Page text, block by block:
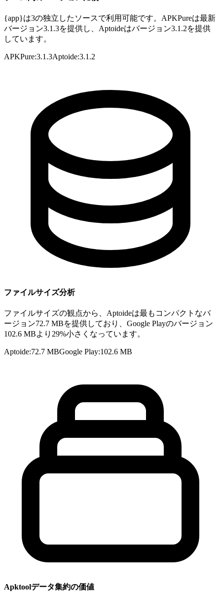
{app}は3の独立したソースで利用可能です。APKPureは最新
バージョン3.1.3を提供し、Aptoideはバージョン3.1.2を提供
しています。
APKPure:3.1.3Aptoide:3.1.2
ファイルサイズ分析
ファイルサイズの観点から、Aptoideは最もコンパクトなバ
ージョン72.7 MBを提供しており、Google Playのバージョン
102.6 MBより29%小さくなっています。
Aptoide:72.7 MBGoogle Play:102.6 MB
Apktoolデータ集約の価値